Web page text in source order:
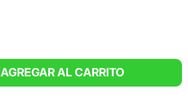
AGREGAR AL CARRITO